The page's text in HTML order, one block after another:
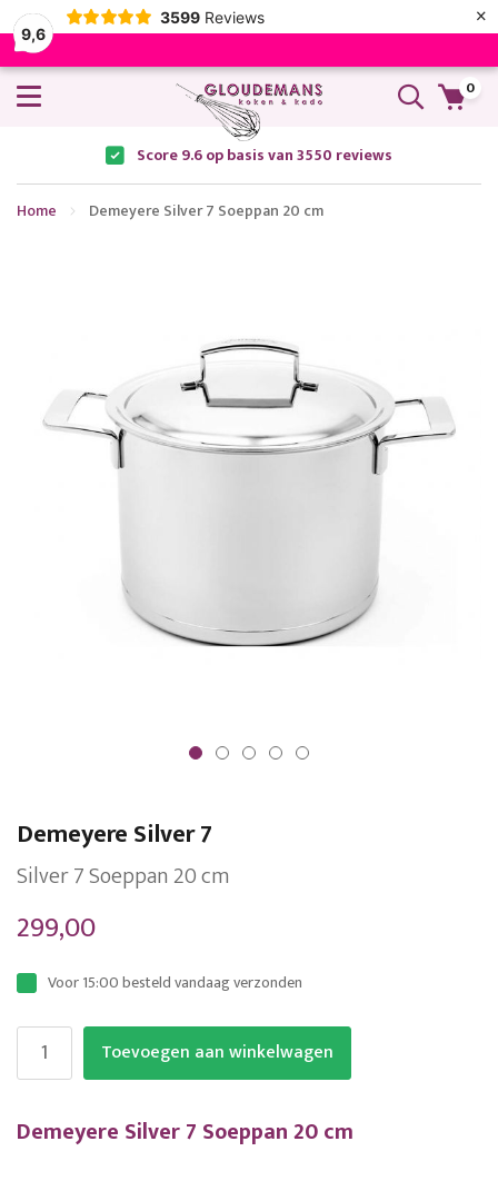
9,6
3599 Reviews ×
0
Score 9.6 op basis van 3550 reviews
Home Demeyere Silver 7 Soeppan 20 cm
afbeeldingen-
het
begin
de
gallerij
Demeyere Silver 7
Silver 7 Soeppan 20 cm
299,00
Voor 15:00 besteld vandaag verzonden
Toevoegen aan winkelwagen
Demeyere Silver 7 Soeppan 20 cm